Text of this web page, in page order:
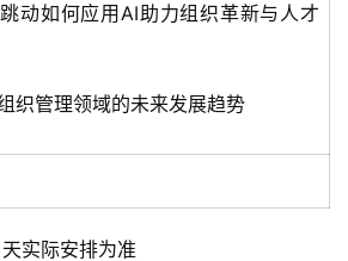
动如何应用AI助力组织革新与人才
织管理领域的未来发展趋势
实际安排为准